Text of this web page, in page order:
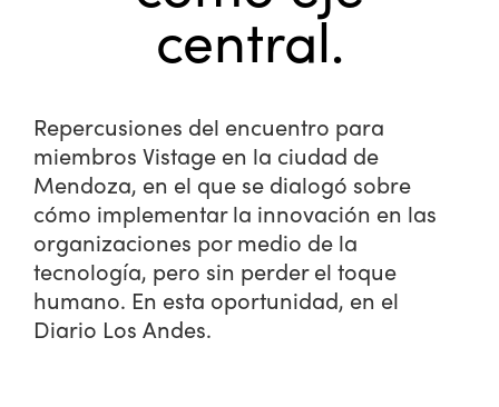
central.
Repercusiones del encuentro para
miembros Vistage en la ciudad de
Mendoza, en el que se dialogó sobre
cómo implementar la innovación en las
organizaciones por medio de la
tecnología, pero sin perder el toque
humano. En esta oportunidad, en el
Diario Los Andes.